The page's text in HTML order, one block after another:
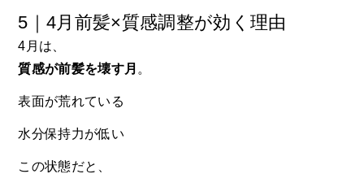
5｜4月前髪×質感調整が効く理由
4月は、
質感が前髪を壊す月 。
表面が荒れている
水分保持力が低い
この状態だと、